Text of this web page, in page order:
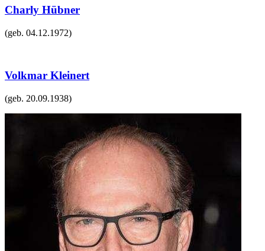
Charly Hübner
(geb. 04.12.1972)
Volkmar Kleinert
(geb. 20.09.1938)